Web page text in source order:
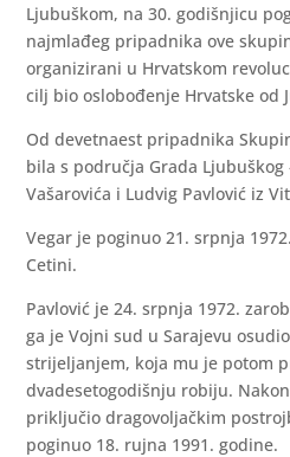
Ljubuškom, na 30. godišnjicu
najmlađeg pripadnika ove
organizirani u Hrvatskom
cilj bio oslobođenje Hrvatske od
Od devetnaest pripadnika
bila s područja Grada Ljubuškog
Vašarovića i Ludvig Pavlović iz
Vegar je poginuo 21. srpnja
Cetini.
Pavlović je 24. srpnja 1972.
ga je Vojni sud u Sarajevu
strijeljanjem, koja mu je potom
dvadesetogodišnju robiju.
priključio dragovoljačkim
poginuo 18. rujna 1991. godine.